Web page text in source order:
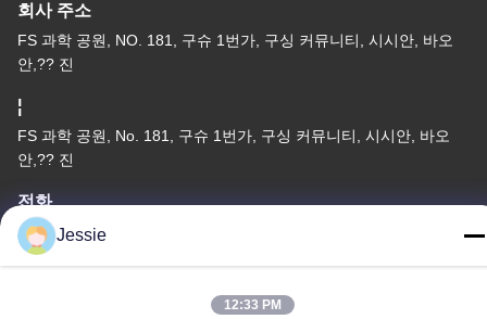
회사 주소
FS 과학 공원, NO. 181, 구슈 1번가, 구싱 커뮤니티, 시시안, 바오
안,?? 진
¦
FS 과학 공원, No. 181, 구슈 1번가, 구싱 커뮤니티, 시시안, 바오
안,?? 진
전화
86-0755-22300563
Jessie
12:33 PM